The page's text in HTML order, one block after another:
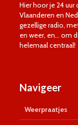
Hier hoor je 24
Vlaanderen en
gezellige radio,
en weer, en… om
helemaal centraal!
Navigeer
Weerpraatjes